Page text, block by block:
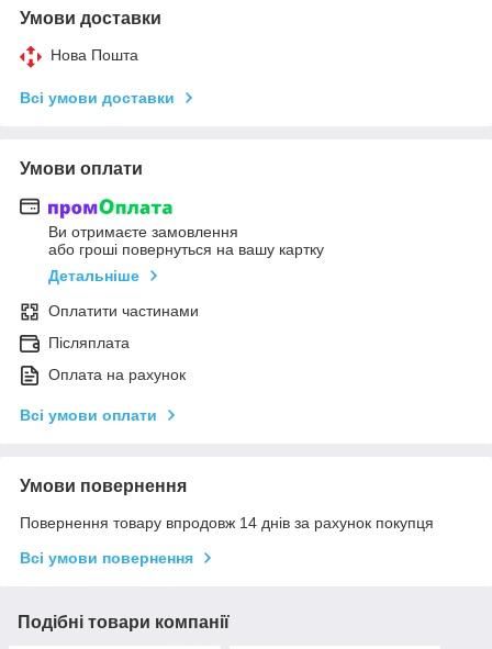
Умови доставки
Нова Пошта
Всі умови доставки
Умови оплати
Ви отримаєте замовлення
або гроші повернуться на вашу картку
Детальніше
Оплатити частинами
Післяплата
Оплата на рахунок
Всі умови оплати
Умови повернення
Повернення товару впродовж 14 днів за рахунок покупця
Всі умови повернення
Подібні товари компанії